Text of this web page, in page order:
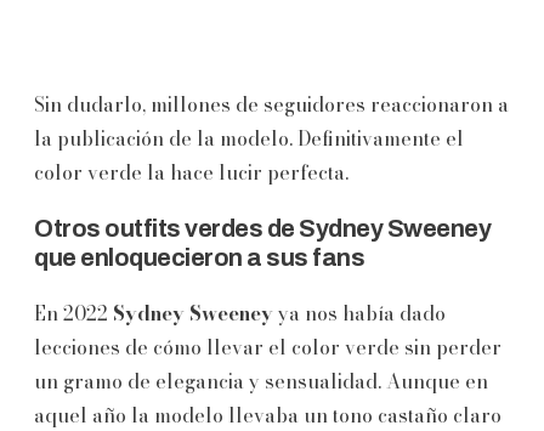
Sin dudarlo, millones de seguidores reaccionaron a
la publicación de la modelo. Definitivamente el
color verde la hace lucir perfecta.
Otros outfits verdes de Sydney Sweeney
que enloquecieron a sus fans
En 2022 Sydney Sweeneyya nos había dado
lecciones de cómo llevar el color verde sin perder
un gramo de elegancia y sensualidad. Aunque en
aquel año la modelo llevaba un tono castaño claro